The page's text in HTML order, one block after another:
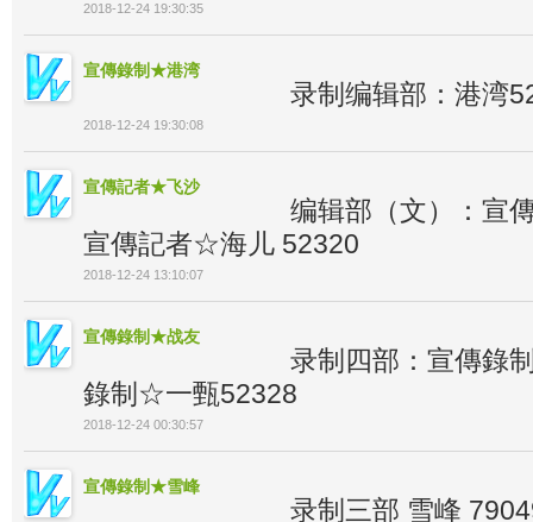
2018-12-24 19:30:35
宣傳錄制★港湾
录制编辑部：港湾
2018-12-24 19:30:08
宣傳記者★飞沙
编辑部（文）：宣
宣傳記者☆海儿 52320
2018-12-24 13:10:07
宣傳錄制★战友
录制四部：宣傳錄
錄制☆一甄52328
2018-12-24 00:30:57
宣傳錄制★雪峰
录制三部 雪峰